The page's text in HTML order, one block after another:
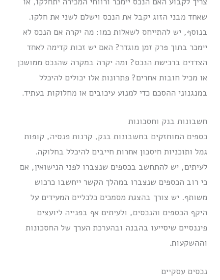
שאחד מבני הזוג יקבל את הנכס וישלם לשני את חלקו.
בנוסף, יש להתייחס לשאלות כמו: מה יקרה אם הנכס לא
יימכר בתוך פרק זמן מוגדר? האם יש זכות קדימה לאחד
הצדדים ברכישת הנכס? ומה יקרה במקרה שהנכס ממושכן
או מכיל חובות אחרים? פתרונות אלו יכולים להיכלל
במנגנוני ההסכם כדי למנוע עיכובים או מחלוקות בעתיד.
חשבונות בנק וחסכונות
כספים המוחזקים בחשבונות בנק, קרנות פנסיה, קופות
גמל ותוכניות חיסכון אחרות חייבים להיכלל בחלוקה.
לעיתים, יש להתחשב בכספים שנצברו לפני הנישואין, אם
כי רוב הכספים שנצברו במהלך הקשר ייחשבו כרכוש
משותף. יש צורך בהצגת מסמכים כלכליים המעידים על
היקף הכספים והנכסים, ולעיתים אף בפנייה ליועצים
פיננסיים שיסייעו בהבנה ובהערכת הערך של החסכונות
וההשקעות.
נכסים עסקיים